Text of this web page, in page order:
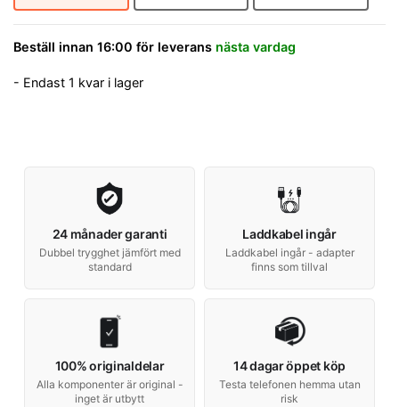
Beställ innan 16:00 för leverans nästa vardag
- Endast 1 kvar i lager
24 månader garanti
Dubbel trygghet jämfört med
standard
Laddkabel ingår
Laddkabel ingår - adapter
finns som tillval
100% originaldelar
Alla komponenter är original -
inget är utbytt
14 dagar öppet köp
Testa telefonen hemma utan
risk